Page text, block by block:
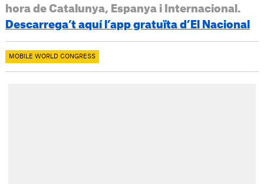
hora de Catalunya, Espanya i Internacional.
Descarrega’t aquí l’app gratuïta d’El Nacional
MOBILE WORLD CONGRESS